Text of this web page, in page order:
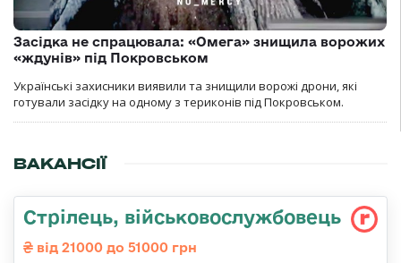
Засідка не спрацювала: «Омега» знищила ворожих
«ждунів» під Покровськом
Українські захисники виявили та знищили ворожі дрони, які
готували засідку на одному з териконів під Покровськом.
ВАКАНСІЇ
Стрілець, військовослужбовець
від 21000 до 51000 грн